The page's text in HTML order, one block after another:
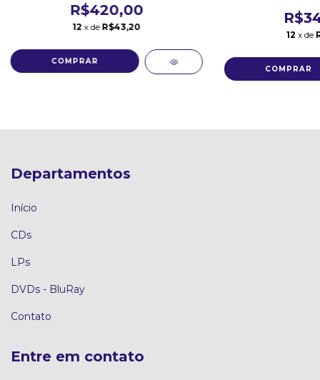
R$420,00
12 x de R$43,20
12 x de
Departamentos
Início
CDs
LPs
DVDs - BluRay
Contato
Entre em contato